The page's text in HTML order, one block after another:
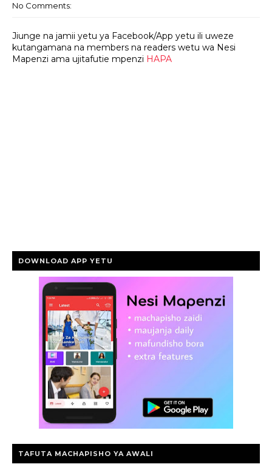
No Comments:
Jiunge na jamii yetu ya Facebook/App yetu ili uweze
kutangamana na members na readers wetu wa Nesi
Mapenzi ama ujitafutie mpenzi HAPA
DOWNLOAD APP YETU
TAFUTA MACHAPISHO YA AWALI